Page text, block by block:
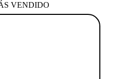
VENDIDO